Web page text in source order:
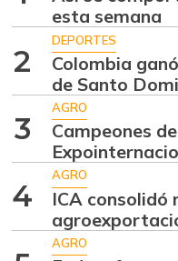
07/25/2026
Alas de pollo
07/25/2026
07/25/2026
esta semana
2
DEPORTES
Colombia
de Santo
3
AGRO
Campeones
4
AGRO
ICA consolidó
AGRO